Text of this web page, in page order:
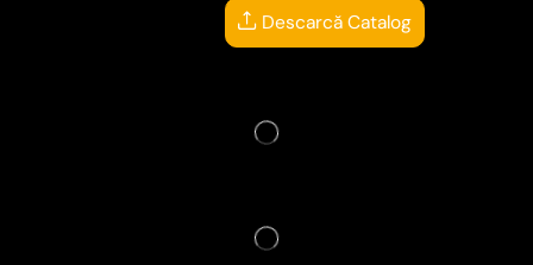
Descarcă Catalog